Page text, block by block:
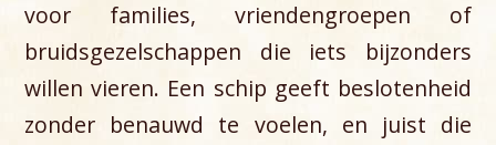
voor families, vriendengroepen of
bruidsgezelschappen die iets bijzonders
willen vieren. Een schip geeft beslotenheid
zonder benauwd te voelen, en juist die